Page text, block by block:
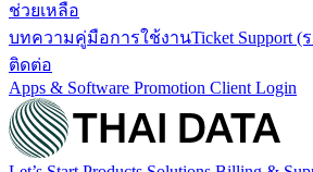
ช่วยเหลือ
บทความคู่มือการใช้งานTicket Support (
ติดต่อ
Apps & Software Promotion Client Login